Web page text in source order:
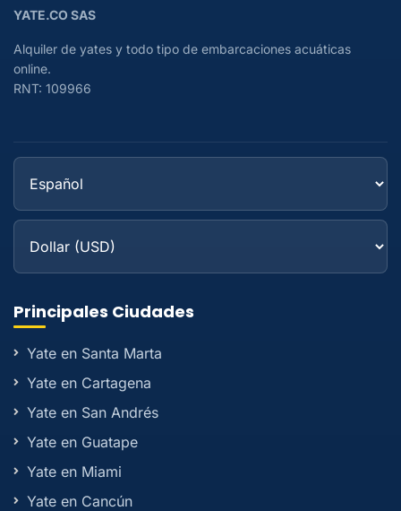
YATE.CO SAS
Alquiler de yates y todo tipo de embarcaciones acuáticas
online.
RNT: 109966
Principales Ciudades
Yate en Santa Marta
Yate en Cartagena
Yate en San Andrés
Yate en Guatape
Yate en Miami
Yate en Cancún